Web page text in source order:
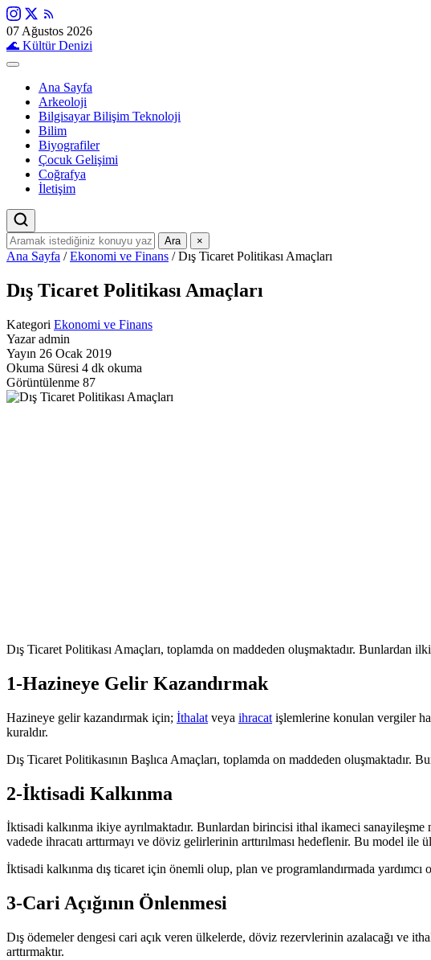
07 Ağustos 2026
🌊 Kültür Denizi
Ana Sayfa
Arkeoloji
Bilgisayar Bilişim Teknoloji
Bilim
Biyografiler
Çocuk Gelişimi
Coğrafya
İletişim
Ara ×
Ana Sayfa / Ekonomi ve Finans / Dış Ticaret Politikası Amaçları
Dış Ticaret Politikası Amaçları
Kategori Ekonomi ve Finans
Yazar admin
Yayın 26 Ocak 2019
Okuma Süresi 4 dk okuma
Görüntülenme 87
Dış Ticaret Politikası Amaçları, toplamda on maddeden oluşmaktadır. Bunlardan
1-Hazineye Gelir Kazandırmak
Hazineye gelir kazandırmak için; İthalat veya ihracat işlemlerine konulan vergiler
kuraldır.
Dış Ticaret Politikasının Başlıca Amaçları, toplamda on maddeden oluşmaktadır.
2-İktisadi Kalkınma
İktisadi kalkınma ikiye ayrılmaktadır. Bunlardan birincisi ithal ikameci
vadede ihracatı arttırmayı ve döviz gelirlerinin arttırılması hedeflenir. Bu model ile
İktisadi kalkınma dış ticaret için önemli olup, plan ve programlandırmada yardımcı
3-Cari Açığının Önlenmesi
Dış ödemeler dengesi cari açık veren ülkelerde, döviz rezervlerinin azalacağı ve
arttırmaktır.